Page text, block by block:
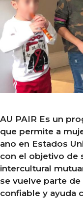
AU PAIR Es un
que permite a
año en Estados
con el objetivo de
intercultural
se vuelve parte
confiable y ayuda